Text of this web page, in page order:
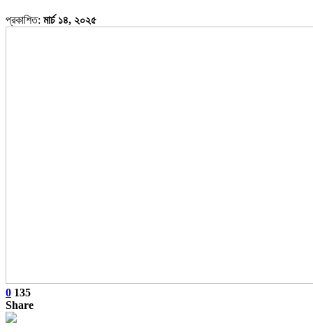
প্রকাশিত: মার্চ ১৪, ২০২৫
0 135
Share